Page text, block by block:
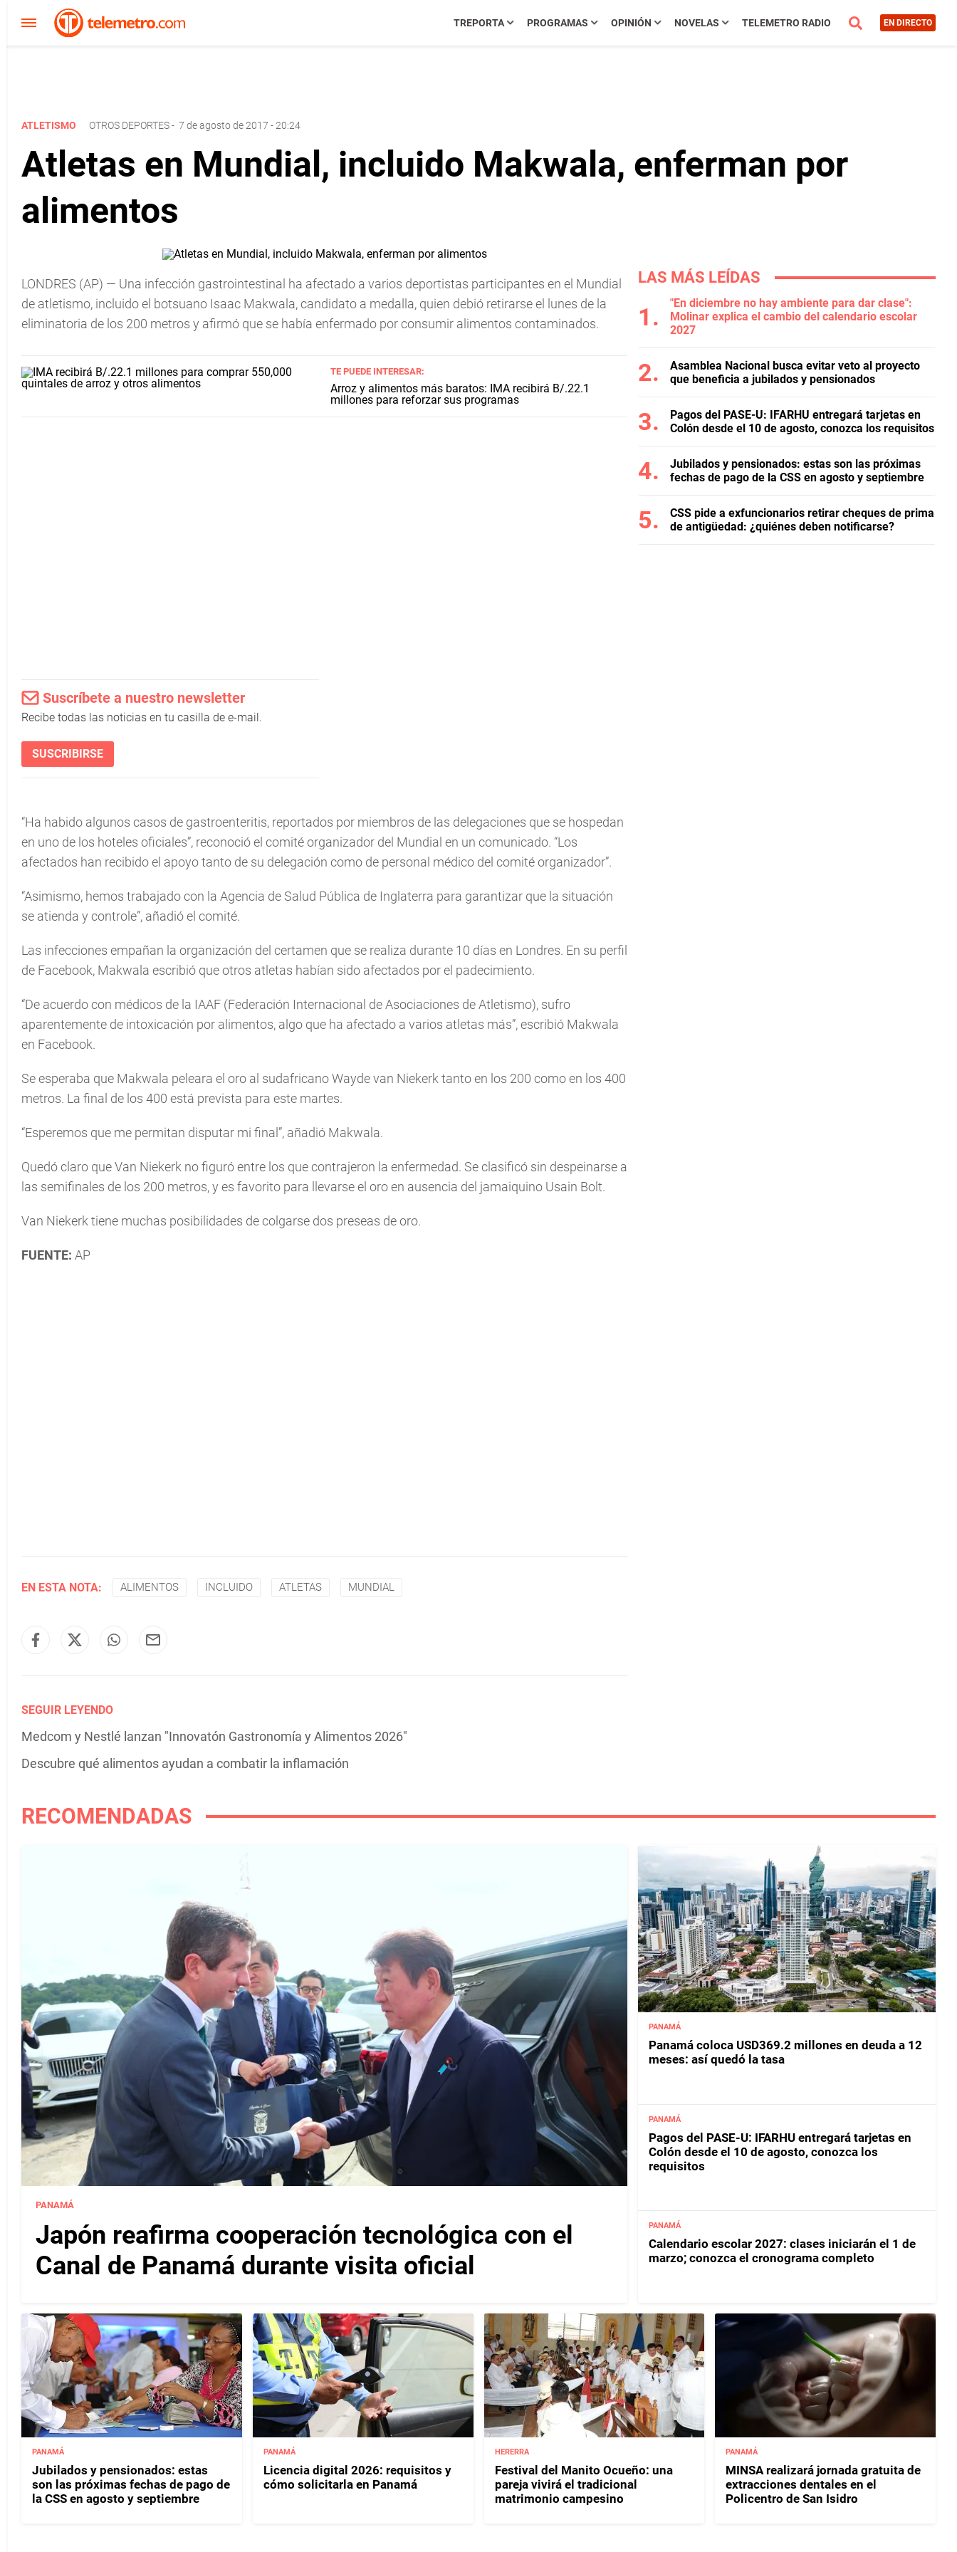
TREPORTA PROGRAMAS OPINIÓN NOVELAS TELEMETRO RADIO EN DIRECTO
ATLETISMO OTROS DEPORTES- 7 de agosto de 2017 - 20:24
Atletas en Mundial, incluido Makwala, enferman por
alimentos
LONDRES (AP) — Una infección gastrointestinal ha afectado a varios deportistas participantes en el Mundial
de atletismo, incluido el botsuano Isaac Makwala, candidato a medalla, quien debió retirarse el lunes de la
eliminatoria de los 200 metros y afirmó que se había enfermado por consumir alimentos contaminados.
TE PUEDE INTERESAR:
Arroz y alimentos más baratos: IMA recibirá B/.22.1
millones para reforzar sus programas
Suscríbete a nuestro newsletter
Recibe todas las noticias en tu casilla de e-mail.
SUSCRIBIRSE
“Ha habido algunos casos de gastroenteritis, reportados por miembros de las delegaciones que se hospedan
en uno de los hoteles oficiales”, reconoció el comité organizador del Mundial en un comunicado. “Los
afectados han recibido el apoyo tanto de su delegación como de personal médico del comité organizador”.
“Asimismo, hemos trabajado con la Agencia de Salud Pública de Inglaterra para garantizar que la situación
se atienda y controle”, añadió el comité.
Las infecciones empañan la organización del certamen que se realiza durante 10 días en Londres. En su perfil
de Facebook, Makwala escribió que otros atletas habían sido afectados por el padecimiento.
“De acuerdo con médicos de la IAAF (Federación Internacional de Asociaciones de Atletismo), sufro
aparentemente de intoxicación por alimentos, algo que ha afectado a varios atletas más”, escribió Makwala
en Facebook.
Se esperaba que Makwala peleara el oro al sudafricano Wayde van Niekerk tanto en los 200 como en los 400
metros. La final de los 400 está prevista para este martes.
“Esperemos que me permitan disputar mi final”, añadió Makwala.
Quedó claro que Van Niekerk no figuró entre los que contrajeron la enfermedad. Se clasificó sin despeinarse a
las semifinales de los 200 metros, y es favorito para llevarse el oro en ausencia del jamaiquino Usain Bolt.
Van Niekerk tiene muchas posibilidades de colgarse dos preseas de oro.
FUENTE: AP
EN ESTA NOTA: ALIMENTOS INCLUIDO ATLETAS MUNDIAL
SEGUIR LEYENDO
Medcom y Nestlé lanzan "Innovatón Gastronomía y Alimentos 2026"
Descubre qué alimentos ayudan a combatir la inflamación
LAS MÁS LEÍDAS
"En diciembre no hay ambiente para dar clase":
Molinar explica el cambio del calendario escolar
2027
Asamblea Nacional busca evitar veto al proyecto
que beneficia a jubilados y pensionados
Pagos del PASE-U: IFARHU entregará tarjetas en
Colón desde el 10 de agosto, conozca los requisitos
Jubilados y pensionados: estas son las próximas
fechas de pago de la CSS en agosto y septiembre
CSS pide a exfuncionarios retirar cheques de prima
de antigüedad: ¿quiénes deben notificarse?
RECOMENDADAS
PANAMÁ
Japón reafirma cooperación tecnológica con el
Canal de Panamá durante visita oficial
PANAMÁ
Panamá coloca USD369.2 millones en deuda a 12
meses: así quedó la tasa
PANAMÁ
Pagos del PASE-U: IFARHU entregará tarjetas en
Colón desde el 10 de agosto, conozca los
requisitos
PANAMÁ
Calendario escolar 2027: clases iniciarán el 1 de
marzo; conozca el cronograma completo
PANAMÁ
Jubilados y pensionados: estas
son las próximas fechas de pago de
la CSS en agosto y septiembre
PANAMÁ
Licencia digital 2026: requisitos y
cómo solicitarla en Panamá
HERERRA
Festival del Manito Ocueño: una
pareja vivirá el tradicional
matrimonio campesino
PANAMÁ
MINSA realizará jornada gratuita de
extracciones dentales en el
Policentro de San Isidro